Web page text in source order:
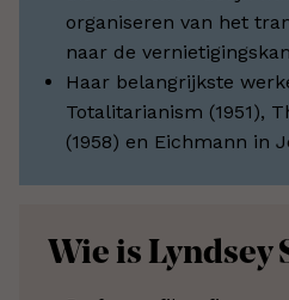
organiseren van het
naar de
Haar belangrijkste
Totalitarianism (1951),
(1958) en Eichmann in
Wie is Lyndsey